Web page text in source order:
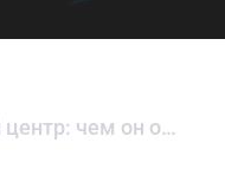
Контактный центр: чем он отличается от колл-центра